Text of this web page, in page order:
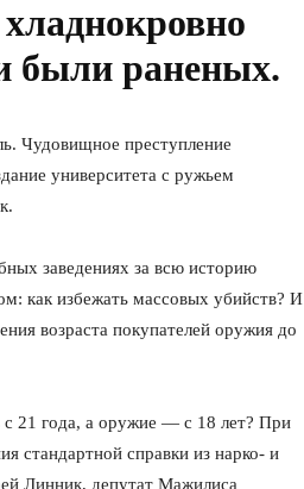
были раненых.
Чудовищное преступление
университета с ружьем
заведениях за всю историю
как избежать массовых убийств? И
возраста покупателей оружия до
с 21 года, а оружие — с 18 лет? При
стандартной справки из нарко- и
Линник, депутат Мажилиса